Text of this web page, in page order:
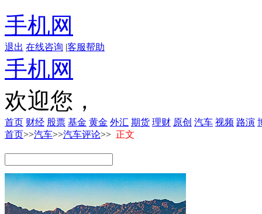
手机网
退出 在线咨询 |客服帮助
手机网
欢迎您，
首页 财经 股票 基金 黄金 外汇 期货 理财 原创 汽车 视频 路演
首页>>汽车>>汽车评论>> 正文